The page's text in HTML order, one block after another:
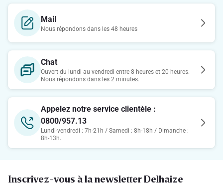
Mail
Nous répondons dans les 48 heures
Chat
Ouvert du lundi au vendredi entre 8 heures et 20 heures.
Nous répondons dans les 2 minutes.
Appelez notre service clientèle :
0800/957.13
Lundi-vendredi : 7h-21h / Samedi : 8h-18h / Dimanche :
8h-13h.
Inscrivez-vous à la newsletter Delhaize